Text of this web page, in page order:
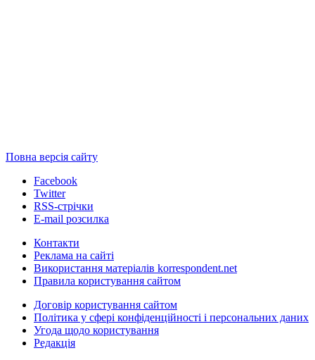
Повна версія сайту
Facebook
Twitter
RSS-стрічки
E-mail розсилка
Контакти
Реклама на сайті
Використання матеріалів korrespondent.net
Правила користування сайтом
Договір користування сайтом
Політика у сфері конфіденційності і персональних даних
Угода щодо користування
Редакція